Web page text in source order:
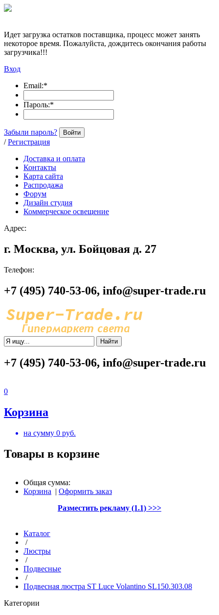
Идет загрузка остатков поставщика, процесс может занять
некоторое время. Пожалуйста, дождитесь окончания работы
загрузчика!!!
Вход
Email:*
Пароль:*
Забыли пароль? Войти
/ Регистрация
Доставка и оплата
Контакты
Карта сайта
Распродажа
Форум
Дизайн студия
Коммерческое освещение
Адрес:
г. Москва, ул. Бойцовая д. 27
Телефон:
+7 (495) 740-53-06, info@super-trade.ru
Найти
+7 (495) 740-53-06, info@super-trade.ru
0
Корзина
на сумму 0 руб.
Товары в корзине
Общая сумма:
Корзина | Оформить заказ
Разместить рекламу (1.1) >>>
Каталог
/
Люстры
/
Подвесные
/
Подвесная люстра ST Luce Volantino SL150.303.08
Категории